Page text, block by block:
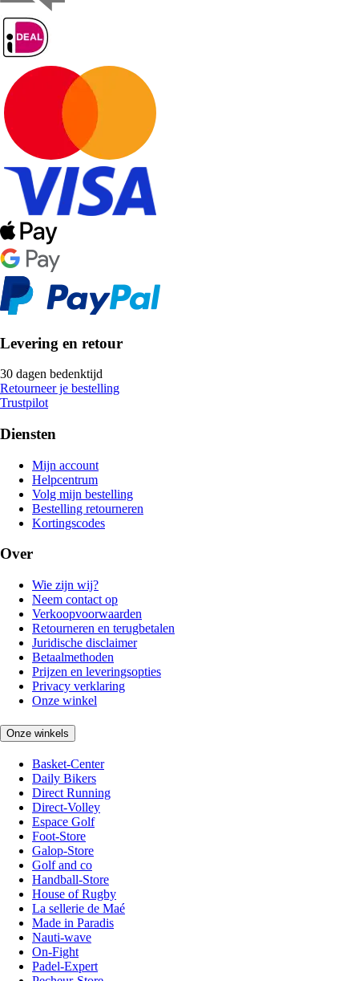
Levering en retour
30 dagen bedenktijd
Retourneer je bestelling
Trustpilot
Diensten
Mijn account
Helpcentrum
Volg mijn bestelling
Bestelling retourneren
Kortingscodes
Over
Wie zijn wij?
Neem contact op
Verkoopvoorwaarden
Retourneren en terugbetalen
Juridische disclaimer
Betaalmethoden
Prijzen en leveringsopties
Privacy verklaring
Onze winkel
Onze winkels
Basket-Center
Daily Bikers
Direct Running
Direct-Volley
Espace Golf
Foot-Store
Galop-Store
Golf and co
Handball-Store
House of Rugby
La sellerie de Maé
Made in Paradis
Nauti-wave
On-Fight
Padel-Expert